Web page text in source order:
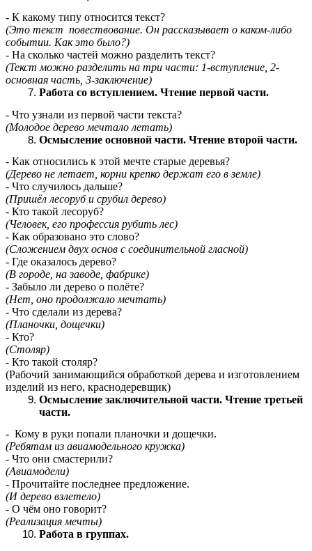
- К какому типу относится текст?
(Это текст повествование. Он рассказывает о каком-либо
событии. Как это было?)
- На сколько частей можно разделить текст?
(Текст можно разделить на три части: 1-вступление, 2-
основная часть, 3-заключение)
Работа со вступлением. Чтение первой части.
- Что узнали из первой части текста?
(Молодое дерево мечтало летать)
Осмысление основной части. Чтение второй части.
- Как относились к этой мечте старые деревья?
(Дерево не летает, корни крепко держат его в земле)
- Что случилось дальше?
(Пришёл лесоруб и срубил дерево)
- Кто такой лесоруб?
(Человек, его профессия рубить лес)
- Как образовано это слово?
(Сложением двух основ с соединительной гласной)
- Где оказалось дерево?
(В городе, на заводе, фабрике)
- Забыло ли дерево о полёте?
(Нет, оно продолжало мечтать)
- Что сделали из дерева?
(Планочки, дощечки)
- Кто?
(Столяр)
- Кто такой столяр?
(Рабочий занимающийся обработкой дерева и изготовлением
изделий из него, краснодеревщик)
Осмысление заключительной части. Чтение третьей
части.
- Кому в руки попали планочки и дощечки.
(Ребятам из авиамодельного кружка)
- Что они смастерили?
(Авиамодели)
- Прочитайте последнее предложение.
(И дерево взлетело)
- О чём оно говорит?
(Реализация мечты)
Работа в группах.